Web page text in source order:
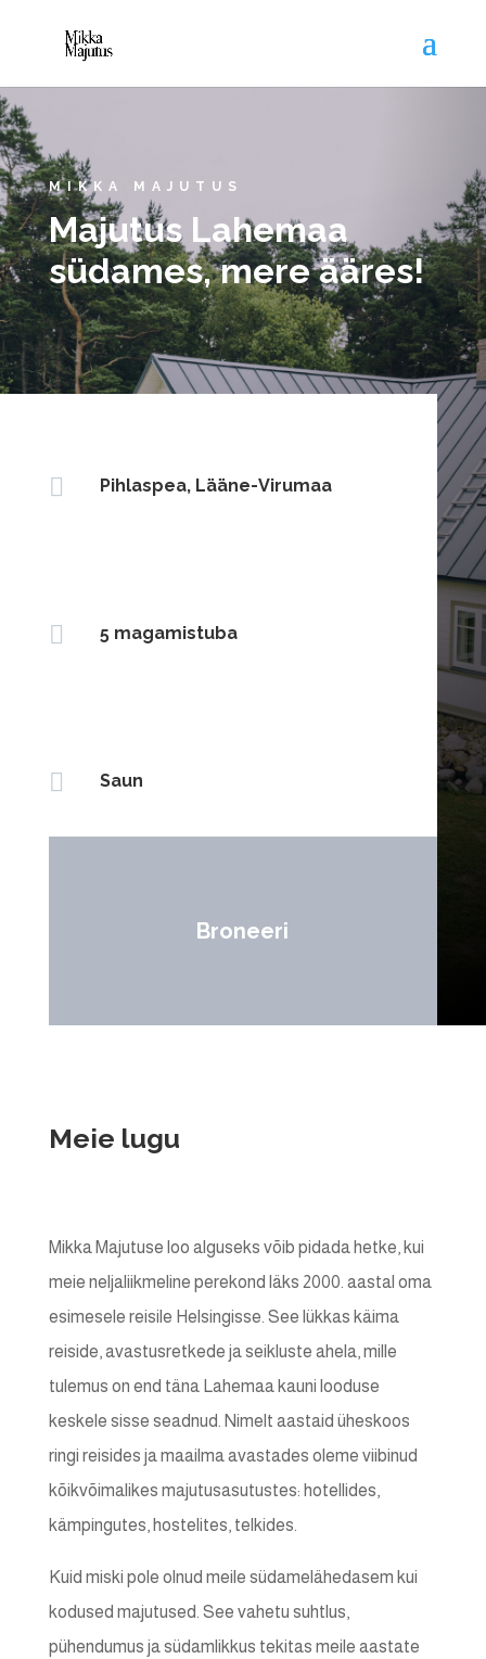
MIKKA MAJUTUS
Majutus Lahemaa
südames, mere ääres!
 Pihlaspea, Lääne-Virumaa
 5 magamistuba
 Saun
Broneeri
Meie lugu
Mikka Majutuse loo alguseks võib pidada hetke, kui
meie neljaliikmeline perekond läks 2000. aastal oma
esimesele reisile Helsingisse. See lükkas käima
reiside, avastusretkede ja seikluste ahela, mille
tulemus on end täna Lahemaa kauni looduse
keskele sisse seadnud. Nimelt aastaid üheskoos
ringi reisides ja maailma avastades oleme viibinud
kõikvõimalikes majutusasutustes: hotellides,
kämpingutes, hostelites, telkides.
Kuid miski pole olnud meile südamelähedasem kui
kodused majutused. See vahetu suhtlus,
pühendumus ja südamlikkus tekitas meile aastate